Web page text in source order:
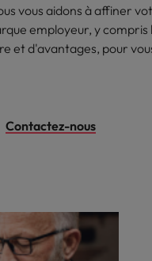
vous aidons à affiner
employeur, y compris
et d'avantages, pour
Contactez-nous